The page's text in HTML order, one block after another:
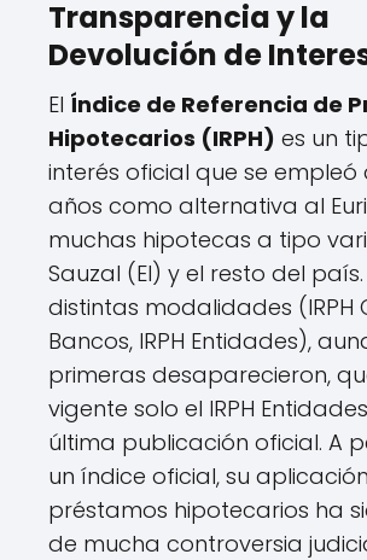
Transparencia y la
Devolución de
El Índice de Referencia de
Hipotecarios (IRPH) es un
interés oficial que se
años como alternativa al
muchas hipotecas a tipo
Sauzal (El) y el resto del país.
distintas modalidades (IRPH
Bancos, IRPH Entidades),
primeras desaparecieron,
vigente solo el IRPH
última publicación oficial. A
un índice oficial, su
préstamos hipotecarios ha
de mucha controversia